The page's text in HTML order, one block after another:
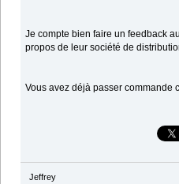
Je compte bien faire un feedback
propos de leur société de
Vous avez déjà passer commande
Jeffrey